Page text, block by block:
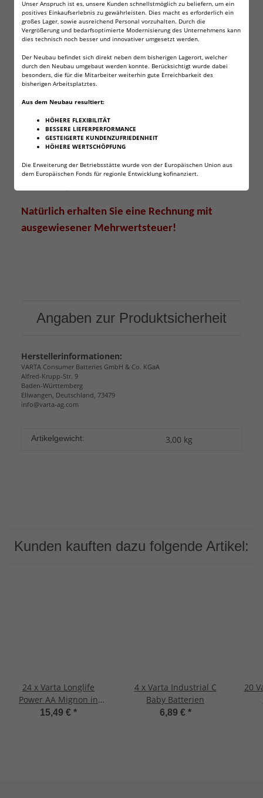
Unser Anspruch ist es, unsere Kunden schnellstmöglich zu beliefern, um ein
positives Einkaufserlebnis zu gewährleisten. Dies macht es erforderlich ein
großes Lager, sowie ausreichend Personal vorzuhalten. Durch die
Vergrößerung und bedarfsoptimierte Modernisierung des Unternehmens kann
dies technisch noch besser und innovativer umgesetzt werden.
Der Neubau befindet sich direkt neben dem bisherigen Lagerort, welcher
durch den Neubau umgebaut werden konnte. Berücksichtigt wurde dabei
besonders, die für die Mitarbeiter weiterhin gute Erreichbarkeit des
bisherigen Arbeitsplatztes.
Aus dem Neubau resultiert:
HÖHERE FLEXIBILITÄT
BESSERE LIEFERPERFORMANCE
GESTEIGERTE KUNDENZUFRIEDENHEIT
HÖHERE WERTSCHÖPFUNG
Die Erweiterung der Betriebsstätte wurde von der Europäischen Union aus
dem Europäischen Fonds für regionle Entwicklung kofinanziert.
(auch als LR03, UM4 oder 24A bezeichnet)
leistungsstarke Alkalinebatterie
extrem lange Lagerfähigkeit von 10 Jahren
Wichtig: Nicht wiederaufladbar!
Effiziente Funktion über einen weiten
Temperaturbereich -20°C bis 54°C (-4 °F - 130 °F)
bessere Leistung bei extremen Temperaturen
Abmessungen ø 10,5 x 44,5 mm bei einem Gewicht von
Natürlich erhalten Sie eine Rechnung mit
ausgewiesener Mehrwertsteuer!
Angaben zur Produktsicherheit
Herstellerinformationen:
VARTA Consumer Batteries GmbH & Co. KGaA
Alfred-Krupp-Str. 9
Baden-Württemberg
Ellwangen, Deutschland, 73479
info@varta-ag.com
Artikelgewicht: 3,00 kg
Kunden kauften dazu folgende Artikel:
24 x Varta Longlife
Power AA Mignon in
FLACHBOX
15,49 € *
4 x Varta Industrial C
Baby Batterien
6,89 € *
20